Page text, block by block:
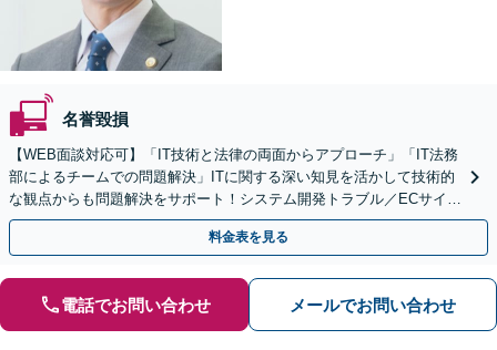
名誉毀損
【WEB面談対応可】「IT技術と法律の両面からアプローチ」「IT法務
部によるチームでの問題解決」ITに関する深い知見を活かして技術的
な観点からも問題解決をサポート！システム開発トラブル／ECサイト
の問題／利用規約作成ほか【休日・夜間相談可】
料金表を見る
電話でお問い合わせ メールでお問い合わせ